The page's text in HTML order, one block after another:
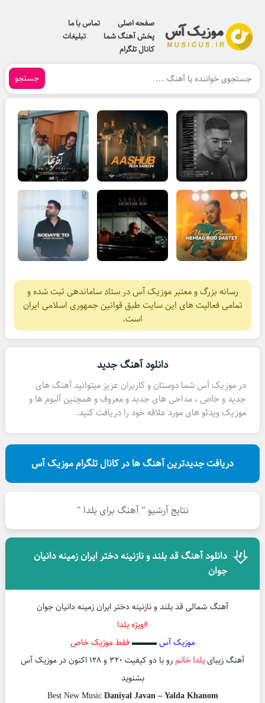
صفحه اصلی
تماس با ما
پخش آهنگ شما
تبلیغات
کانال تلگرام
جستجو
رسانه بزرگ و معتبر موزیک آس در ستاد ساماندهی ثبت شده و
تمامی فعالیت های این سایت طبق قوانین جمهوری اسلامی ایران
است.
دانلود آهنگ جدید
در موزیک آس شما دوستان و کاربران عزیز میتوانید آهنگ های
جدید و خاص ، مداحی های جدید و معروف و همچنین آلبوم ها و
موزیک ویدئو های مورد علاقه خود را دریافت کنید.
دریافت جدیدترین آهنگ ها در کانال تلگرام موزیک آس
نتایج آرشیو " آهنگ برای یلدا "
دانلود آهنگ قد بلند و نازنینه دختر ایران زمینه دانیان
جوان
آهنگ شمالی قد بلند و نازنینه دختر ایران زمینه دانیان جوان
#ویژه یلدا
موزیک آس▬▬▬ فقط موزیک خاص
آهنگ زیباییلدا خانم
رو با دو کیفیت ۳۲۰ و ۱۲۸ اکنون در موزیک آس
بشنوید
Best New MusicDaniyal Javan – Yalda Khanom